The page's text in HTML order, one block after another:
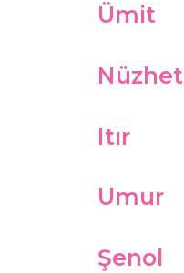
Ümit
Nüzhet
Itır
Umur
Şenol